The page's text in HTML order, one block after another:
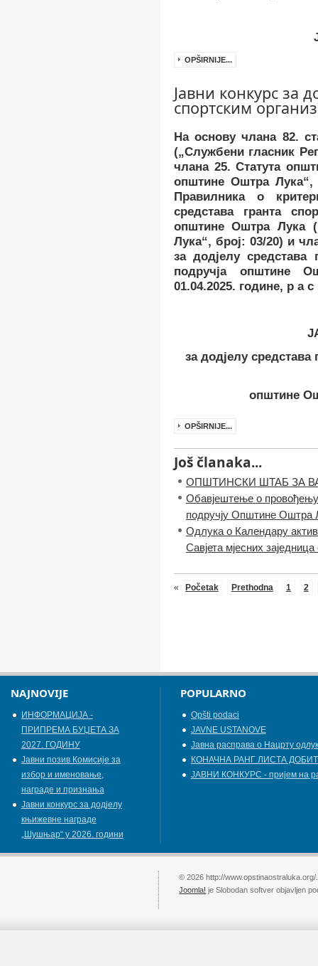
OPŠIRNIJE...
Јавни конкурс за
спортским
На основу члана 82.
(„Службени гласник
члана 25. Статута
општине Оштра Лука“,
Правилника о
средстава гранта
општине Оштра Лука
Лука“, број: 03/20) и
за додјелу средстава
подручја општине
01.04.2025. године, р а с
за додјелу средстава
општине
OPŠIRNIJE...
Još članaka...
ОПШТИНСКИ ШТАБ ЗА
Обавјештење о провођењу
подручју Општине Оштра
Одлука o Календару
Савјета мјесних
« Početak Prethodna 1 2
NAJNOVIJE
ИНФОРМАЦИЈА -
ПРИПРЕМА БУЏЕТА ЗА
2027. ГОДИНУ
Jавни позив Комисије за
избор и именовање,
награде и признања
Јавни конкурс за додјелу
књижевнe наградe
„Шушњар“ у 2026. години
POPULARNO
Opšti podaci
JAVNE USTANOVE
Јавна расправа о Нацрту
КОНАЧНА РАНГ ЛИСТА
ЈАВНИ КОНКУРС - пријем на
© 2026 http://
Joomla! je Slobodan softver objavljen